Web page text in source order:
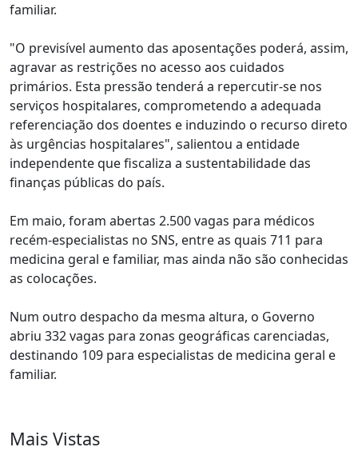
familiar.
"O previsível aumento das aposentações poderá, assim,
agravar as restrições no acesso aos cuidados
primários. Esta pressão tenderá a repercutir-se nos
serviços hospitalares, comprometendo a adequada
referenciação dos doentes e induzindo o recurso direto
às urgências hospitalares", salientou a entidade
independente que fiscaliza a sustentabilidade das
finanças públicas do país.
Em maio, foram abertas 2.500 vagas para médicos
recém-especialistas no SNS, entre as quais 711 para
medicina geral e familiar, mas ainda não são conhecidas
as colocações.
Num outro despacho da mesma altura, o Governo
abriu 332 vagas para zonas geográficas carenciadas,
destinando 109 para especialistas de medicina geral e
familiar.
Mais Vistas